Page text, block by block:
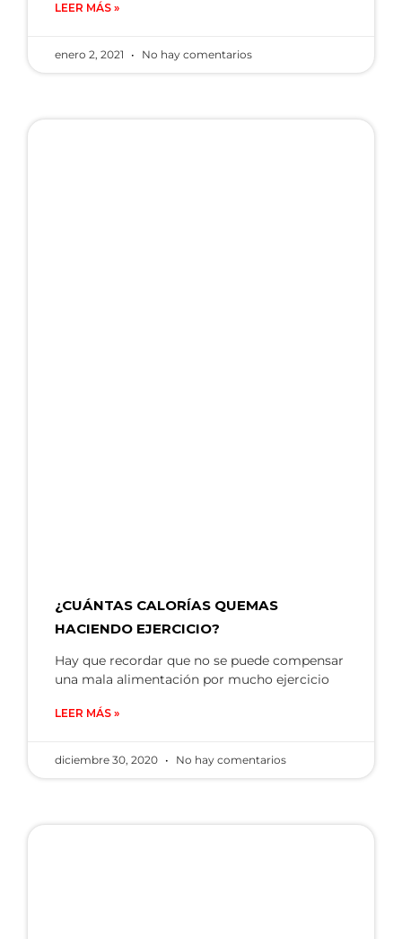
LEER MÁS »
enero 2, 2021 No hay comentarios
¿CUÁNTAS CALORÍAS QUEMAS
HACIENDO EJERCICIO?
Hay que recordar que no se puede compensar
una mala alimentación por mucho ejercicio
LEER MÁS »
diciembre 30, 2020 No hay comentarios